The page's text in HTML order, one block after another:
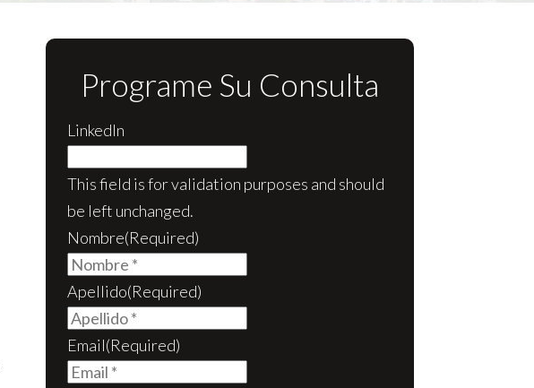
Programe Su Consulta
LinkedIn
This field is for validation purposes and should
be left unchanged.
Nombre(Required)
Apellido(Required)
Email(Required)